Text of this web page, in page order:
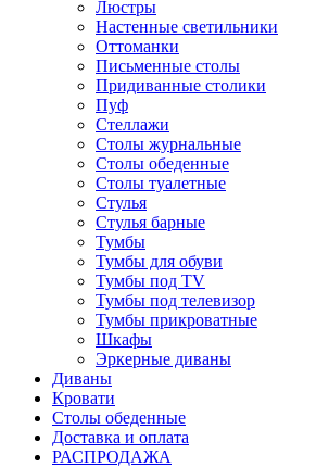
Люстры
Настенные светильники
Оттоманки
Письменные столы
Придиванные столики
Пуф
Стеллажи
Столы журнальные
Столы обеденные
Столы туалетные
Стулья
Стулья барные
Тумбы
Тумбы для обуви
Тумбы под TV
Тумбы под телевизор
Тумбы прикроватные
Шкафы
Эркерные диваны
Диваны
Кровати
Столы обеденные
Доставка и оплата
РАСПРОДАЖА